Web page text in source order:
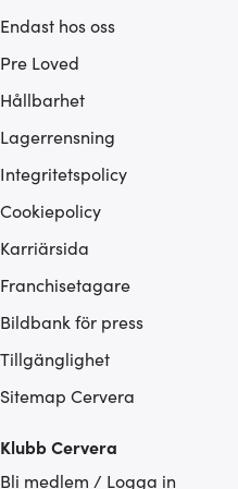
Endast hos oss
Pre Loved
Hållbarhet
Lagerrensning
Integritetspolicy
Cookiepolicy
Karriärsida
Franchisetagare
Bildbank för press
Tillgänglighet
Sitemap Cervera
Klubb Cervera
Bli medlem / Logga in